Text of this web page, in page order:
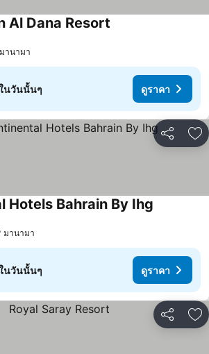
Al Dana Resort
มานามา
นวันนั้นๆ ดูราคา
แชร์ เ
Hotels Bahrain By Ihg
มานามา
นวันนั้นๆ ดูราคา
แชร์ เ